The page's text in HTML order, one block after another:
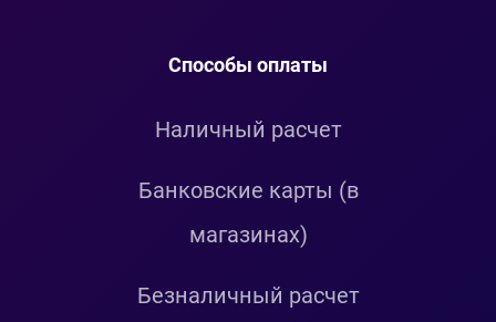
Способы оплаты
Наличный расчет
Банковские карты (в
магазинах)
Безналичный расчет